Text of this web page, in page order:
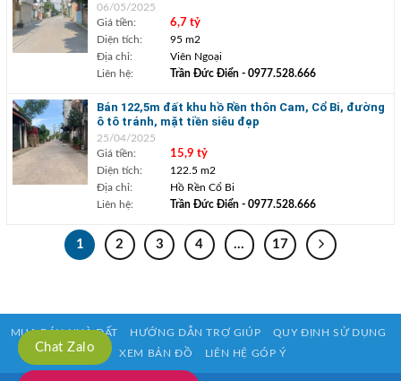
06/05/2025
Giá tiền:
6,7 tỷ
Diện tích:
95 m2
Địa chỉ:
Viên Ngoại
Liên hệ:
Trần Đức Điển- 0977.528.666
Bán 122,5m đất khu hồ Rền thôn Cam, Cổ Bi, đường
ô tô tránh, mặt tiền siêu đẹp
25/04/2025
Giá tiền:
15,9 tỷ
Diện tích:
122.5 m2
Địa chỉ:
Hồ Rền Cổ Bi
Liên hệ:
Trần Đức Điển- 0977.528.666
1 2 3 4 … 17
MUA BÁN NHÀ ĐẤT HƯỚNG DẪN TRỢ GIÚP
QUY ĐỊNH SỬ DỤNG
XEM BẢN ĐỒ
LIÊN HỆ GÓP Ý
Chat Zalo